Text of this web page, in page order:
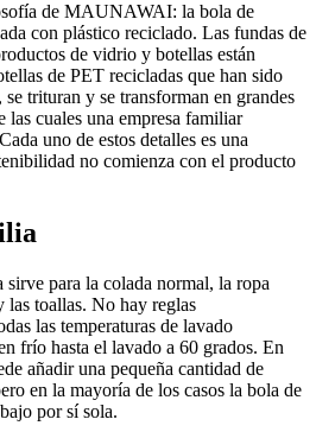
de MAUNAWAI: la bola de
con plástico reciclado. Las fundas de
de vidrio y botellas están
de PET recicladas que han sido
trituran y se transforman en grandes
cuales una empresa familiar
uno de estos detalles es una
no comienza con el producto
para la colada normal, la ropa
las toallas. No hay reglas
las temperaturas de lavado
frío hasta el lavado a 60 grados. En
añadir una pequeña cantidad de
en la mayoría de los casos la bola de
por sí sola.